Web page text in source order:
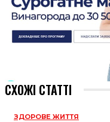
СХОЖІ СТАТТІ
ЗДОРОВЕ ЖИТТЯ